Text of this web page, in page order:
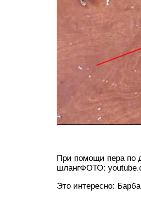
При помощи пера по
шлангФОТО:
Это интересно: